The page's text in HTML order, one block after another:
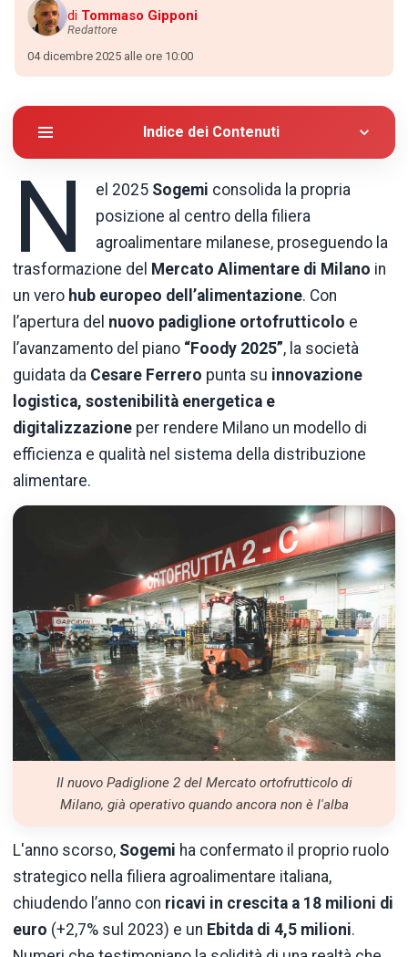
di Tommaso Gipponi
Redattore
04 dicembre 2025 alle ore 10:00
Indice dei Contenuti
N el 2025 Sogemi consolida la propria
posizione al centro della filiera
agroalimentare milanese, proseguendo la
trasformazione del Mercato Alimentare di Milano in
un vero hub europeo dell’alimentazione. Con
l’apertura del nuovo padiglione ortofrutticolo e
l’avanzamento del piano “Foody 2025”, la società
guidata da Cesare Ferrero punta su innovazione
logistica, sostenibilità energetica e
digitalizzazione per rendere Milano un modello di
efficienza e qualità nel sistema della distribuzione
alimentare.
Il nuovo Padiglione 2 del Mercato ortofrutticolo di
Milano, già operativo quando ancora non è l'alba
L'anno scorso, Sogemi ha confermato il proprio ruolo
strategico nella filiera agroalimentare italiana,
chiudendo l’anno con ricavi in crescita a 18 milioni di
euro (+2,7% sul 2023) e un Ebitda di 4,5 milioni.